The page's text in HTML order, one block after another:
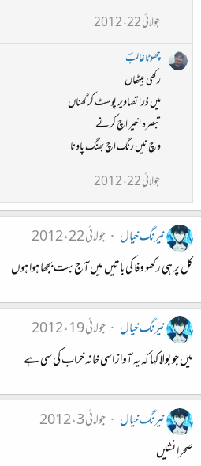
جولائی 22، 2012
چھوٹاغالبؔ
رکھی بیٹھاں
میں ذرا تصاویر پوسٹ کر گھناں
تبصرہ اخیر اچ کرنے
وچ نیں رنگ اچ بھنگ پاونا
جولائی 22، 2012
نیرنگ خیال
جولائی 22، 2012
کل پر ہی رکھو وفا کی باتیں میں آج بہت بجھا ہوا ہوں
نیرنگ خیال
جولائی 19، 2012
میں جو بولا کہا کہ یہ آواز اسی خانہ خراب کی سی ہے
نیرنگ خیال
جولائی 3، 2012
صحرا نشیں